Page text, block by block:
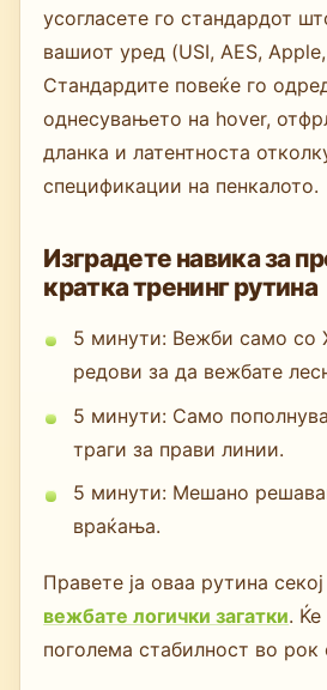
усогласете го стандардот
вашиот уред (USI, AES,
Стандардите повеќе го
однесувањето на hover,
дланка и латентноста
спецификации на пенкалото.
Изградете навика за
кратка тренинг рутина
5 минути: Вежби само со
редови за да вежбате
5 минути: Само
траги за прави линии.
5 минути: Мешано
враќања.
Правете ја оваа рутина
вежбате логички загатки. Ќе
поголема стабилност во рок